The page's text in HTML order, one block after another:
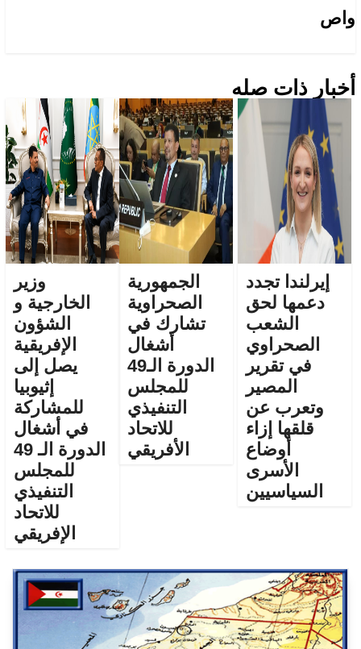
واص
أخبار ذات صله
إيرلندا تجدد
دعمها لحق
الشعب
الصحراوي
في تقرير
المصير
وتعرب عن
قلقها إزاء
أوضاع
الأسرى
السياسيين
الجمهورية
الصحراوية
تشارك في
أشغال
الدورة الـ49
للمجلس
التنفيذي
للاتحاد
الأفريقي
وزير
الخارجية و
الشؤون
الإفريقية
يصل إلى
إثيوبيا
للمشاركة
في أشغال
الدورة الـ 49
للمجلس
التنفيذي
للاتحاد
الإفريقي